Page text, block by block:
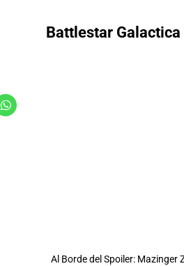
Battlestar
Al Borde del Spoiler: Mazinger